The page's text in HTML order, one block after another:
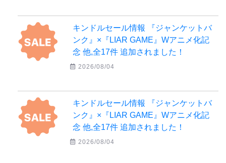
キンドルセール情報 『ジャンケットバ
ンク』×『LIAR GAME』Wアニメ化記
念 他,全17件 追加されました！
2026/08/04
キンドルセール情報 『ジャンケットバ
ンク』×『LIAR GAME』Wアニメ化記
念 他,全17件 追加されました！
2026/08/04